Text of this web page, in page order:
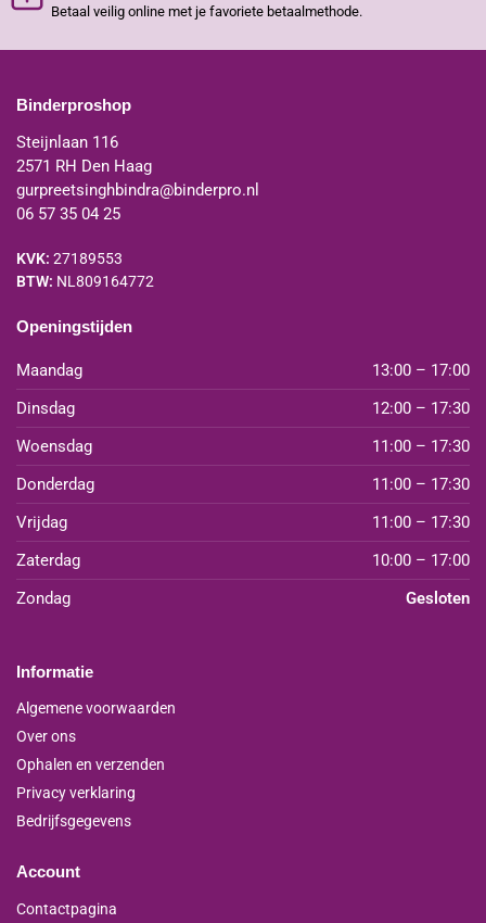
Betaal veilig online met je favoriete betaalmethode.
Binderproshop
Steijnlaan 116
2571 RH Den Haag
gurpreetsinghbindra@binderpro.nl
06 57 35 04 25
KVK: 27189553
BTW: NL809164772
Openingstijden
Maandag
13:00 – 17:00
Dinsdag
12:00 – 17:30
Woensdag
11:00 – 17:30
Donderdag
11:00 – 17:30
Vrijdag
11:00 – 17:30
Zaterdag
10:00 – 17:00
Zondag
Gesloten
Informatie
Algemene voorwaarden
Over ons
Ophalen en verzenden
Privacy verklaring
Bedrijfsgegevens
Account
Contactpagina